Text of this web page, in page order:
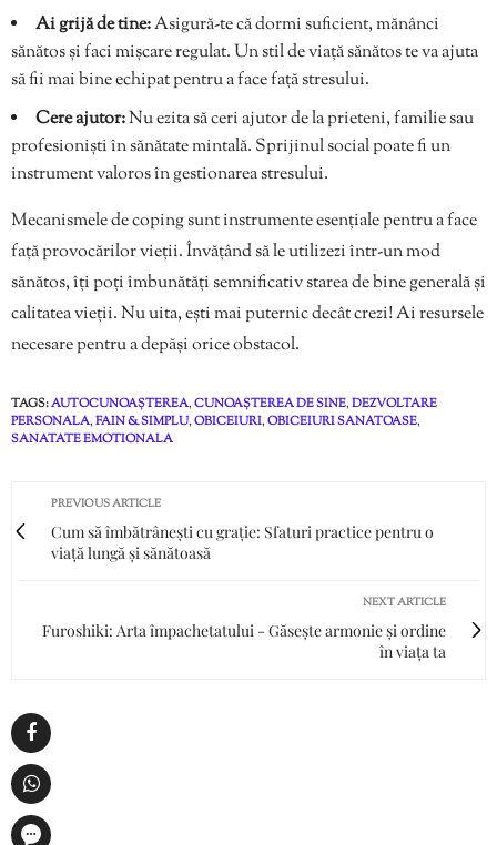
Ai grijă de tine:Asigură-te că dormi suficient, mănânci
sănătos și faci mișcare regulat. Un stil de viață sănătos te va ajuta
să fii mai bine echipat pentru a face față stresului.
Cere ajutor:Nu ezita să ceri ajutor de la prieteni, familie sau
profesioniști în sănătate mintală. Sprijinul social poate fi un
instrument valoros în gestionarea stresului.
Mecanismele de coping sunt instrumente esențiale pentru a face
față provocărilor vieții. Învățând să le utilizezi într-un mod
sănătos, îți poți îmbunătăți semnificativ starea de bine generală și
calitatea vieții. Nu uita, ești mai puternic decât crezi! Ai resursele
necesare pentru a depăși orice obstacol.
TAGS:AUTOCUNOAȘTEREA,CUNOAȘTEREA DE SINE,DEZVOLTARE
PERSONALA,FAIN & SIMPLU,OBICEIURI,OBICEIURI SANATOASE,
SANATATE EMOTIONALA
PREVIOUS ARTICLE
Cum să îmbătrânești cu grație: Sfaturi practice pentru o
viață lungă și sănătoasă
NEXT ARTICLE
Furoshiki: Arta împachetatului - Găsește armonie și ordine
în viața ta